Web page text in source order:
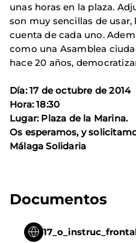
unas horas en la plaza.
son muy sencillas de
cuenta de cada uno.
como una Asamblea
hace 20 años,
Día: 17 de octubre de 2014
Hora: 18:30
Lugar: Plaza de la Marina.
Os esperamos, y
Málaga Solidaria
Documentos